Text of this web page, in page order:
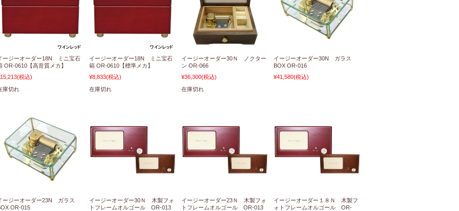
ージーオーダー18N ミニ宝石
OR-0610【高音質メカ】
(税込)
庫切れ
イージーオーダー18N ミニ宝石
箱 OR-0610【標準メカ】
¥8,833(税込)
在庫切れ
イージーオーダー30Ｎ ノクター
ン OR-066
¥36,300(税込)
在庫切れ
イージーオーダー30N ガラス
BOX OR-016
¥41,580(税込)
ージーオーダー23N ガラス
OR-015
イージーオーダー30Ｎ 木製フォ
トフレームオルゴール OR-013
イージーオーダー23Ｎ 木製フォ
トフレームオルゴール OR-013
イージーオーダー１８Ｎ 木製フ
ォトフレームオルゴール OR-